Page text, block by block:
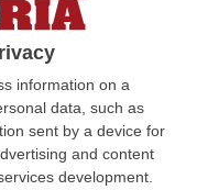
information on a
data, such as
sent by a device for
and content
development.
presso la
i
di
ordinanza di
emessa dal gip
su richiesta